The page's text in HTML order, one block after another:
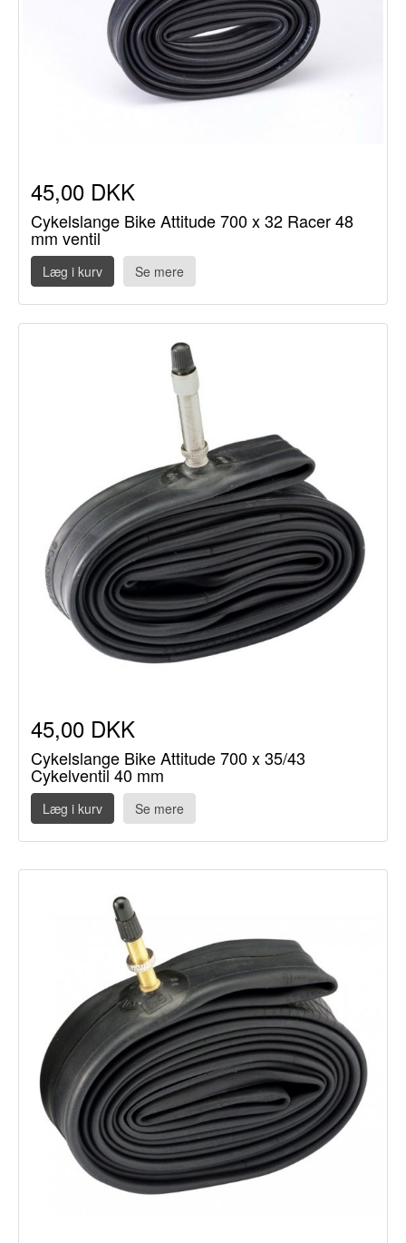
45,00 DKK
Cykelslange Bike Attitude 700 x 32 Racer 48
mm ventil
Læg i kurv Se mere
45,00 DKK
Cykelslange Bike Attitude 700 x 35/43
Cykelventil 40 mm
Læg i kurv Se mere